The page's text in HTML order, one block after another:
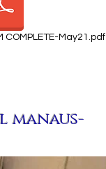
COMPLETE-May21.pdf